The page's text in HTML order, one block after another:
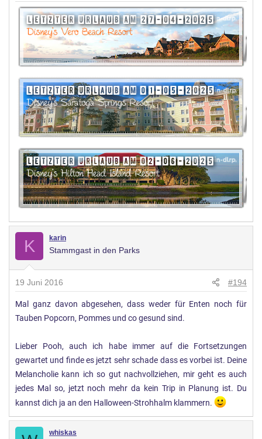
K karin
Stammgast in den Parks
19 Juni 2016 #194
Mal ganz davon abgesehen, dass weder für Enten noch für
Tauben Popcorn, Pommes und co gesund sind.
Lieber Pooh, auch ich habe immer auf die Fortsetzungen
gewartet und finde es jetzt sehr schade dass es vorbei ist. Deine
Melancholie kann ich so gut nachvollziehen, mir geht es auch
jedes Mal so, jetzt noch mehr da kein Trip in Planung ist. Du
kannst dich ja an den Halloween-Strohhalm klammern.
whiskas